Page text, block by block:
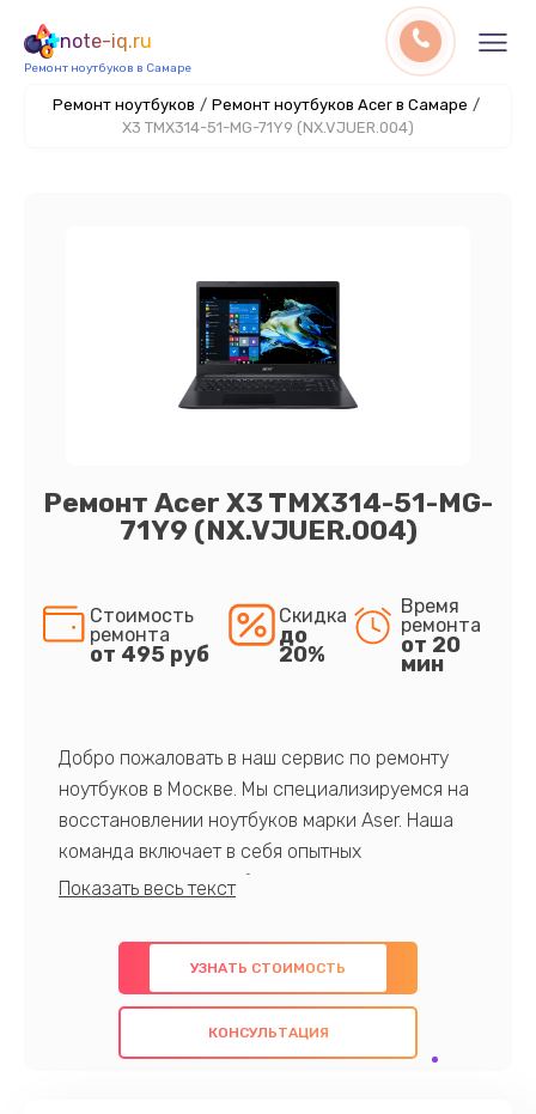
note-iq.ru
Ремонт ноутбуков в Самаре
Ремонт ноутбуков / Ремонт ноутбуков Acer в Самаре /
X3 TMX314-51-MG-71Y9 (NX.VJUER.004)
Ремонт Acer X3 TMX314-51-MG-
71Y9 (NX.VJUER.004)
Стоимость
ремонта
от 495 руб
Скидка
до
20%
Время
ремонта
от 20
мин
Добро пожаловать в наш сервис по ремонту
ноутбуков в Москве. Мы специализируемся на
восстановлении ноутбуков марки Aser. Наша
команда включает в себя опытных
профессионалов с обширными знаниями и
предлагаем быстрый и качественный ремонт с
использованием оригинальных компонентов, а
также гарантируем качество всех
проведенных работ. Наша цель - предоставить
УЗНАТЬ СТОИМОСТЬ
КОНСУЛЬТАЦИЯ